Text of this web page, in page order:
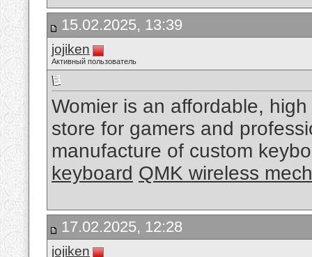
15.02.2025, 13:39
jojiken
Активный пользователь
Womier is an affordable,
store for gamers and
manufacture of custom
keyboard QMK wireless
17.02.2025, 12:28
jojiken